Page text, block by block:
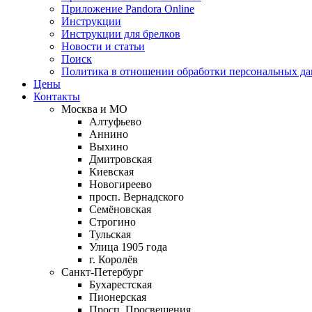
Приложение Pandora Online
Инструкции
Инструкции для брелков
Новости и статьи
Поиск
Политика в отношении обработки персональных
Цены
Контакты
Москва и МО
Алтуфьево
Аннино
Выхино
Дмитровская
Киевская
Новогиреево
просп. Вернадского
Семёновская
Строгино
Тульская
Улица 1905 года
г. Королёв
Санкт-Петербург
Бухарестская
Пионерская
Просп. Просвещения